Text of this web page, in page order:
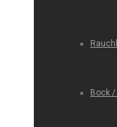
Bock